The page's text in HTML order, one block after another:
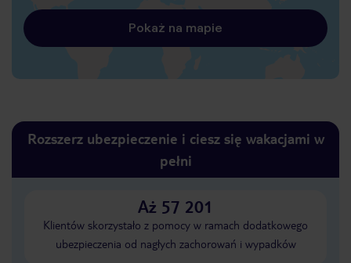
Pokaż na mapie
Rozszerz ubezpieczenie i ciesz się wakacjami w
pełni
Aż 57 201
Klientów skorzystało z pomocy w ramach dodatkowego
ubezpieczenia od nagłych zachorowań i wypadków